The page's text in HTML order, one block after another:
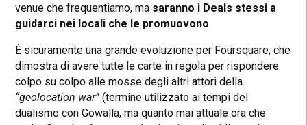
venue che frequentiamo, ma saranno i Deals stessi a
guidarci nei locali che le promuovono.
È sicuramente una grande evoluzione per Foursquare, che
dimostra di avere tutte le carte in regola per rispondere
colpo su colpo alle mosse degli altri attori della
“geolocation war”(termine utilizzato ai tempi del
dualismo con Gowalla, ma quanto mai attuale ora che